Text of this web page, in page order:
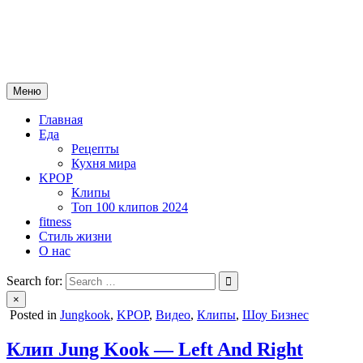
Меню
Главная
Еда
Рецепты
Кухня мира
KPOP
Клипы
Топ 100 клипов 2024
fitness
Стиль жизни
О нас
Search for:
×
Posted in Jungkook, KPOP, Видео, Клипы, Шоу Бизнес
Клип Jung Kook — Left And Right